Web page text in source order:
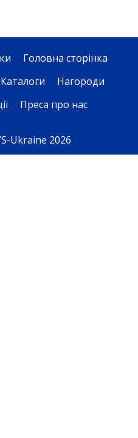
Головна сторінка
Каталоги
Нагороди
Преса про нас
Ukraine 2026